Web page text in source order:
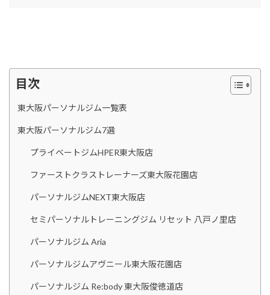
目次
東大阪パーソナルジム一覧表
東大阪パーソナルジム7選
プライベートジムHPER東大阪店
ファーストクラストレーナーズ東大阪花園店
パーソナルジムNEXT東大阪店
セミパーソナルトレーニングジム リセット 八戸ノ里店
パーソナルジム Aria
パーソナルジムアヴニール東大阪花園店
パーソナルジム Re:body 東大阪俊徳道店